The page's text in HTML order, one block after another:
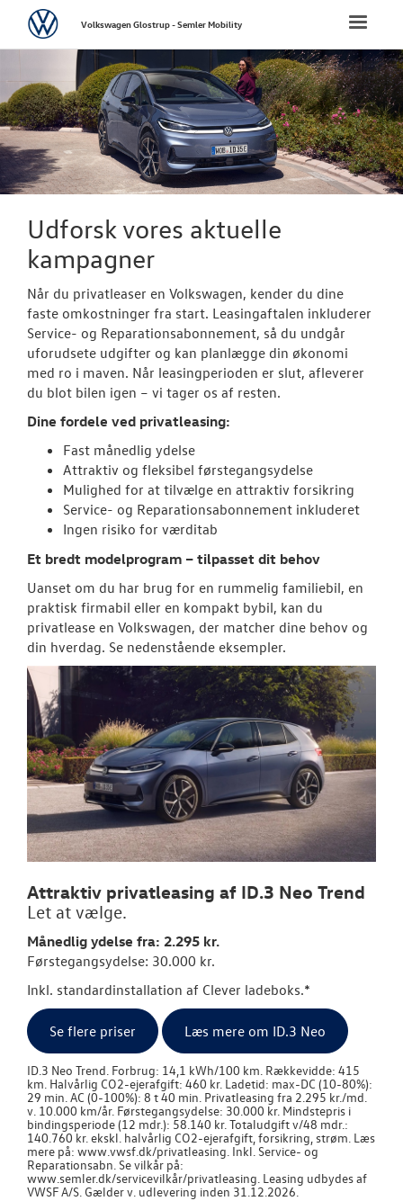
FORSIDE
NYE
Bestil
Finansiering
Elektrisk
ID.4
T-Roc
ID. Buzz
Aktuelle
ID. Cross
ID. Polo
ID.7 og ID.7
Den nye
VÆRKSTED
SKADECENTER
TILBEHØR
RESERVEDELE
Toggle
VolkswagenVolkswagen Glostrup - Semler Mobility
Udforsk vores aktuelle
kampagner
Når du privatleaser en Volkswagen, kender du dine
faste omkostninger fra start. Leasingaftalen inkluderer
Service- og Reparationsabonnement, så du undgår
uforudsete udgifter og kan planlægge din økonomi
med ro i maven. Når leasingperioden er slut, afleverer
du blot bilen igen – vi tager os af resten.
Dine fordele ved privatleasing:
Fast månedlig ydelse
Attraktiv og fleksibel førstegangsydelse
Mulighed for at tilvælge en attraktiv forsikring
Service- og Reparationsabonnement inkluderet
Ingen risiko for værditab
Et bredt modelprogram – tilpasset dit behov
Uanset om du har brug for en rummelig familiebil, en
praktisk firmabil eller en kompakt bybil, kan du
privatlease en Volkswagen, der matcher dine behov og
din hverdag. Se nedenstående eksempler.
Attraktiv privatleasing af ID.3 Neo Trend
Let at vælge.
Månedlig ydelse fra: 2.295 kr.
Førstegangsydelse: 30.000 kr.
Inkl. standardinstallation af Clever ladeboks.*
Se flere priser Læs mere om ID.3 Neo
ID.3 Neo Trend. Forbrug: 14,1 kWh/100 km. Rækkevidde: 415
km. Halvårlig CO2-ejerafgift: 460 kr. Ladetid: max-DC (10-80%):
29 min. AC (0-100%): 8 t 40 min. Privatleasing fra 2.295 kr./md.
v. 10.000 km/år. Førstegangsydelse: 30.000 kr. Mindstepris i
bindingsperiode (12 mdr.): 58.140 kr. Totaludgift v/48 mdr.:
140.760 kr. ekskl. halvårlig CO2-ejerafgift, forsikring, strøm. Læs
mere på: www.vwsf.dk/privatleasing. Inkl. Service- og
Reparationsabn. Se vilkår på:
www.semler.dk/servicevilkår/privatleasing. Leasing udbydes af
VWSF A/S. Gælder v. udlevering inden 31.12.2026.